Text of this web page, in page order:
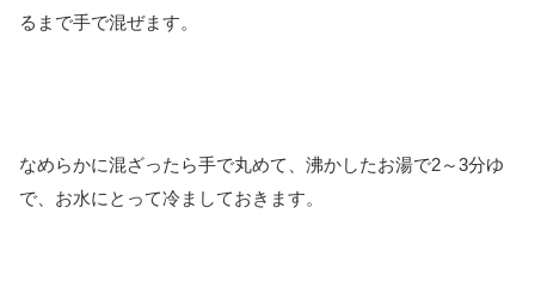
るまで手で混ぜます。
なめらかに混ざったら手で丸めて、沸かしたお湯で2～3分ゆ
で、お水にとって冷ましておきます。